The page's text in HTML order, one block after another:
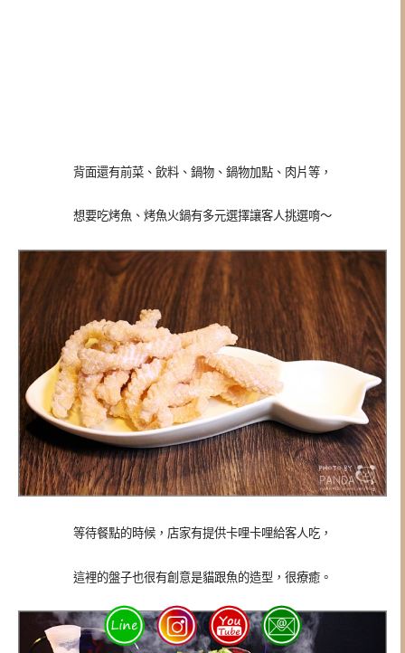
背面還有前菜、飲料、鍋物、鍋物加點、肉片等，
想要吃烤魚、烤魚火鍋有多元選擇讓客人挑選唷～
等待餐點的時候，店家有提供卡哩卡哩給客人吃，
這裡的盤子也很有創意是貓跟魚的造型，很療癒。